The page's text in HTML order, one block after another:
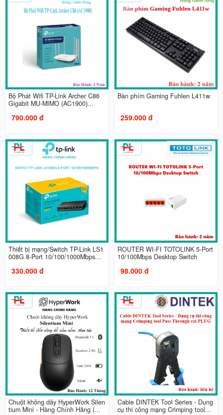
Bộ Phát Wifi TP-Link Archer C86
Gigabit MU-MIMO (AC1900)...
790.000 đ
Bàn phím Gaming Fuhlen L411w
259.000 đ
Thiết bị mạng/Switch TP-Link LS1
008G 8-Port 10/100/1000Mbps...
330.000 đ
ROUTER WI-FI TOTOLINK 5-Port
10/100Mbps Desktop Switch
98.000 đ
Chuột không dây HyperWork Silen
tium Mini - Hàng Chính Hãng (...
Cable DINTEK Tool Series - Dụng
cụ thi công mạng Crimping tool...